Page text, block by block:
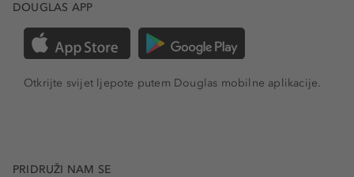
DOUGLAS APP
Otkrijte svijet ljepote putem Douglas mobilne aplikacije.
PRIDRUŽI NAM SE